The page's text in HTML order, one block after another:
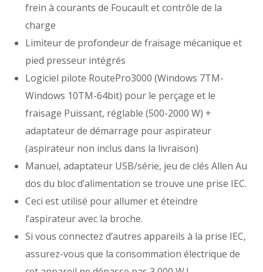
frein à courants de Foucault et contrôle de la
charge
Limiteur de profondeur de fraisage mécanique et
pied presseur intégrés
Logiciel pilote RoutePro3000 (Windows 7TM-
Windows 10TM-64bit) pour le perçage et le
fraisage Puissant, réglable (500-2000 W) +
adaptateur de démarrage pour aspirateur
(aspirateur non inclus dans la livraison)
Manuel, adaptateur USB/série, jeu de clés Allen Au
dos du bloc d’alimentation se trouve une prise IEC.
Ceci est utilisé pour allumer et éteindre
l’aspirateur avec la broche.
Si vous connectez d’autres appareils à la prise IEC,
assurez-vous que la consommation électrique de